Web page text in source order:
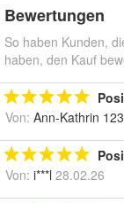
Bewertungen
So haben Kunden,
haben, den Kauf
Von: Ann-Kathrin
Von: i***l 28.02.26